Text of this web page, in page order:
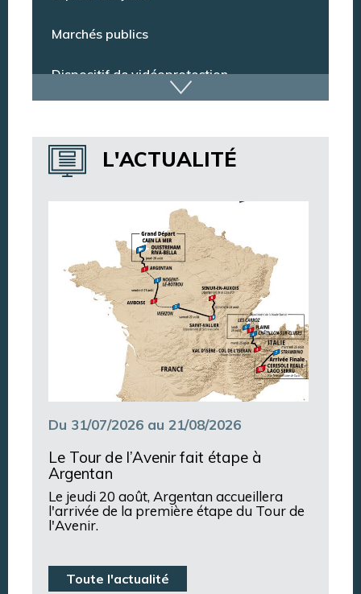
Dispositif de vidéoprotection
Annuaire des services
Annuaire des associations
Argentan Aujourd’hui
L'ACTUALITÉ
Du 31/07/2026 au 21/08/2026
Le Tour de l’Avenir fait étape à
Argentan
Le jeudi 20 août, Argentan accueillera
l'arrivée de la première étape du Tour de
l'Avenir.
Toute l'actualité